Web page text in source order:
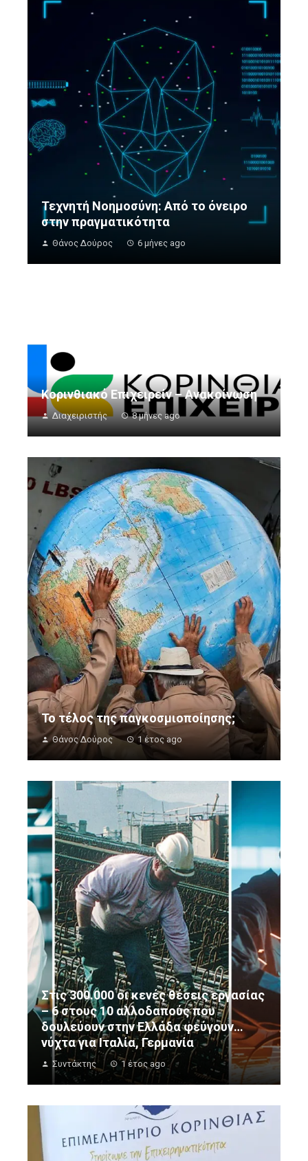
Τεχνητή Νοημοσύνη: Από το όνειρο
στην πραγματικότητα
Θάνος Δούρος 6 μήνες ago
Κορινθιακό Επιχειρείν – Ανακοίνωση
Διαχειριστής 8 μήνες ago
Το τέλος της παγκοσμιοποίησης;
Θάνος Δούρος 1 έτος ago
Στις 300.000 οι κενές θέσεις εργασίας
– 6 στους 10 αλλοδαπούς που
δουλεύουν στην Ελλάδα φεύγουν…
νύχτα για Ιταλία, Γερμανία
Συντάκτης 1 έτος ago